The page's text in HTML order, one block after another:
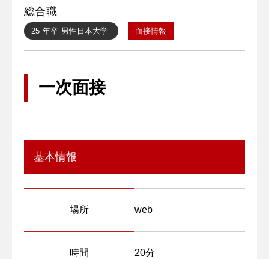
総合職
25 年卒 男性 日本大学 面接情報
一次面接
基本情報
場所 web
時間 20分